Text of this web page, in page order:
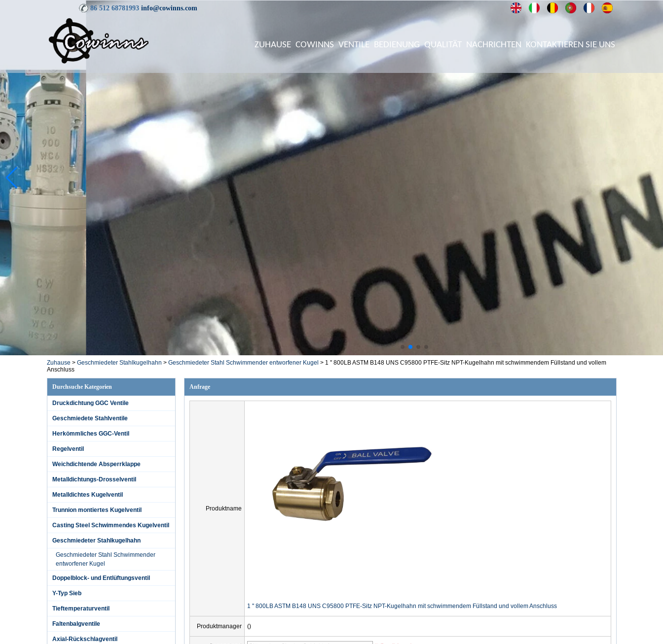
86 512 68781993 info@cowinns.com
ZUHAUSE COWINNS VENTILE BEDIENUNG QUALITÄT NACHRICHTEN KONTAKTIEREN SIE UNS
Zuhause > Geschmiedeter Stahlkugelhahn > Geschmiedeter Stahl Schwimmender entworfener Kugel > 1 '' 800LB ASTM B148 UNS C95800 PTFE-Sitz NPT-Kugelhahn mit schwimmendem Füllstand und vollem
Anschluss
Durchsuche Kategorien
Druckdichtung GGC Ventile
Geschmiedete Stahlventile
Herkömmliches GGC-Ventil
Regelventil
Weichdichtende Absperrklappe
Metalldichtungs-Drosselventil
Metalldichtes Kugelventil
Trunnion montiertes Kugelventil
Casting Steel Schwimmendes Kugelventil
Geschmiedeter Stahlkugelhahn
Geschmiedeter Stahl Schwimmender
entworfener Kugel
Doppelblock- und Entlüftungsventil
Y-Typ Sieb
Tieftemperaturventil
Faltenbalgventile
Axial-Rückschlagventil
Anfrage
Produktname
1 '' 800LB ASTM B148 UNS C95800 PTFE-Sitz NPT-Kugelhahn mit schwimmendem Füllstand und vollem Anschluss
Produktmanager ()